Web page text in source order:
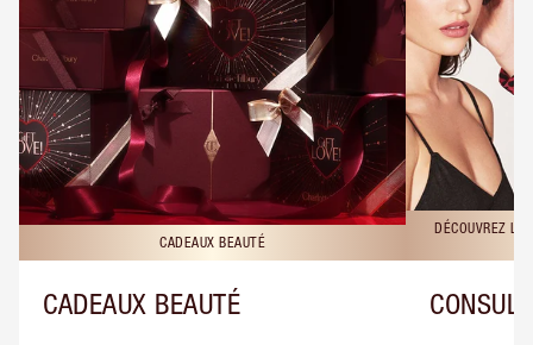
CADEAUX BEAUTÉ
CADEAUX BEAUTÉ
DÉCOUVREZ